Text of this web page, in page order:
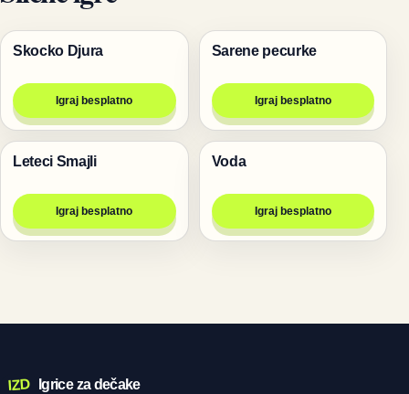
Igre
Skocko Djura
Igraj besplatno
Igre
Sarene pecurke
Igraj besplatno
Pucanje
Leteci Smajli
Igraj besplatno
Pucanje
Voda
Igraj besplatno
IZD Igrice za dečake